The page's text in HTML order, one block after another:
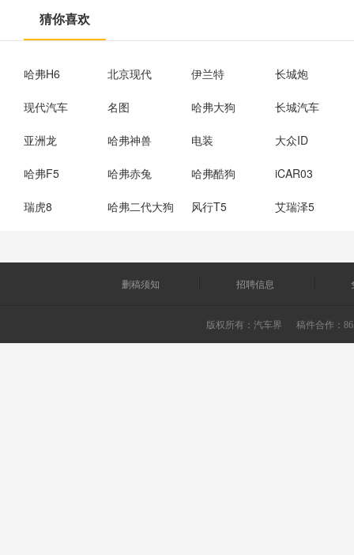
猜你喜欢
哈弗H6 北京现代 伊兰特 长城炮
现代汽车 名图 哈弗大狗 长城汽车
亚洲龙 哈弗神兽 电装 大众ID
哈弗F5 哈弗赤兔 哈弗酷狗 iCAR03
瑞虎8 哈弗二代大狗 风行T5 艾瑞泽5
删稿须知 招聘信息
版权所有： 汽车界 稿件合作：